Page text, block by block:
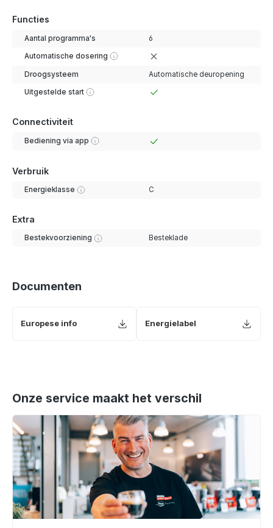
Functies
Aantal programma's 6
Automatische dosering
Droogsysteem Automatische deuropening
Uitgestelde start
Connectiviteit
Bediening via app
Verbruik
Energieklasse C
Extra
Bestekvoorziening Besteklade
Documenten
Europese info Energielabel
Onze service maakt het verschil